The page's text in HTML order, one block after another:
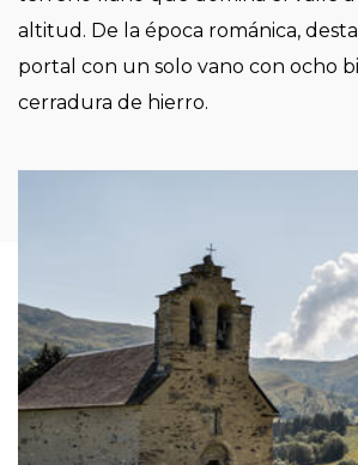
altitud. De la época románica,
portal con un solo vano con ocho
cerradura de hierro.